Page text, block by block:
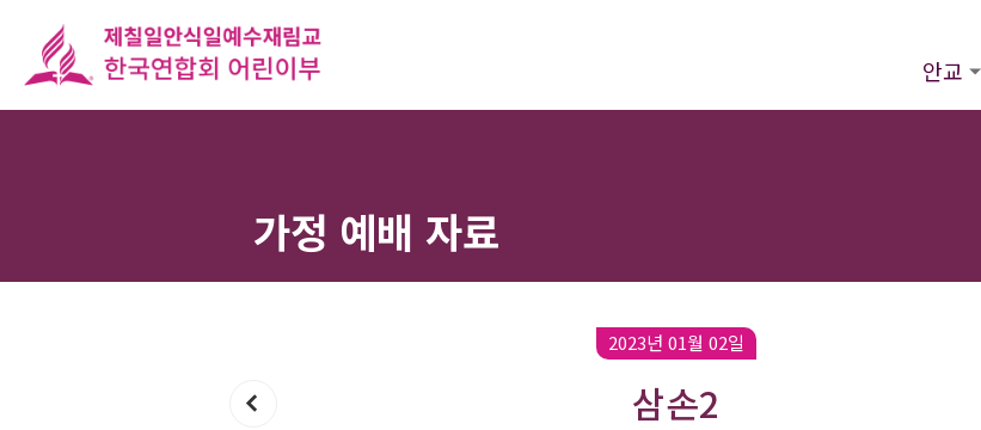
안교
가정 예배 자료
2023년 01월 02일
삼손2